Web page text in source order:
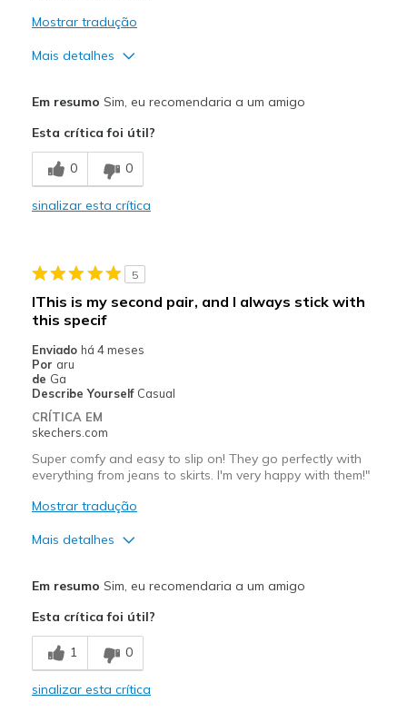
Mostrar tradução
Mais detalhes
Breathe Well
Comfortable
Casual Wear
Travel
Width
Sizing
Em resumo Sim, eu recomendaria a um amigo
Esta crítica foi útil?
0 0
sinalizar esta crítica
5
IThis is my second pair, and I always stick with
this specif
Enviado há 4 meses
Por aru
de Ga
Describe Yourself Casual
CRÍTICA EM
skechers.com
Super comfy and easy to slip on! They go perfectly with
everything from jeans to skirts. I'm very happy with them!"
Mostrar tradução
Mais detalhes
Contras
Wear Out Quickly
Em resumo Sim, eu recomendaria a um amigo
Esta crítica foi útil?
1 0
sinalizar esta crítica